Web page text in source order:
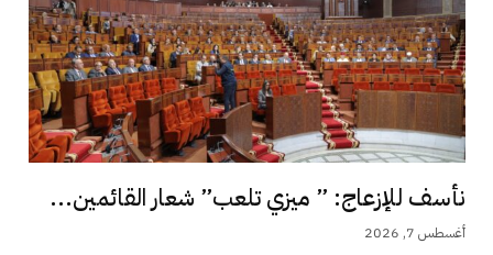
نأسف للإزعاج: ” ميزي تلعب” شعار القائمين...
أغسطس 7, 2026